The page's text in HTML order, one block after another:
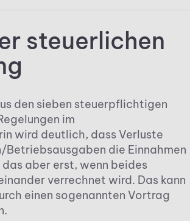
steuerlichen
den sieben steuerpflichtigen
im
wird deutlich, dass Verluste
die Einnahmen
aber erst, wenn beides
verrechnet wird. Das kann
einen sogenannten Vortrag